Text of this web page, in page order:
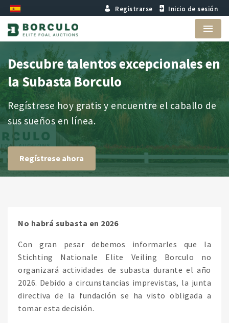
Registrarse Inicio de sesión
Menu
Descubre talentos excepcionales en
la Subasta Borculo
Regístrese hoy gratis y encuentre el caballo de
sus sueños en línea.
Regístrese ahora
No habrá subasta en 2026
Con gran pesar debemos informarles que la
Stichting Nationale Elite Veiling Borculo no
organizará actividades de subasta durante el año
2026. Debido a circunstancias imprevistas, la junta
directiva de la fundación se ha visto obligada a
tomar esta decisión.